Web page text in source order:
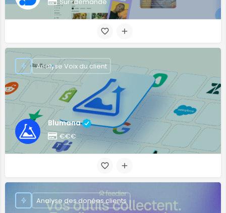
Blumana
€€€
Analyse Voix du client
Analyse des donées clients